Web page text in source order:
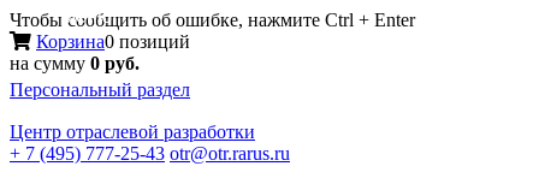
Чтобы сообщить об ошибке, нажмите Ctrl + Enter
Корзина0 позиций
на сумму 0 руб.
Персональный раздел
Центр отраслевой разработки
+ 7 (495) 777-25-43 otr@otr.rarus.ru
Меню